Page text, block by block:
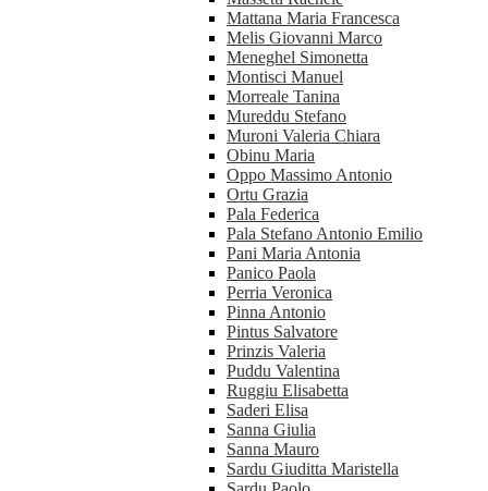
Mattana Maria Francesca
Melis Giovanni Marco
Meneghel Simonetta
Montisci Manuel
Morreale Tanina
Mureddu Stefano
Muroni Valeria Chiara
Obinu Maria
Oppo Massimo Antonio
Ortu Grazia
Pala Federica
Pala Stefano Antonio Emilio
Pani Maria Antonia
Panico Paola
Perria Veronica
Pinna Antonio
Pintus Salvatore
Prinzis Valeria
Puddu Valentina
Ruggiu Elisabetta
Saderi Elisa
Sanna Giulia
Sanna Mauro
Sardu Giuditta Maristella